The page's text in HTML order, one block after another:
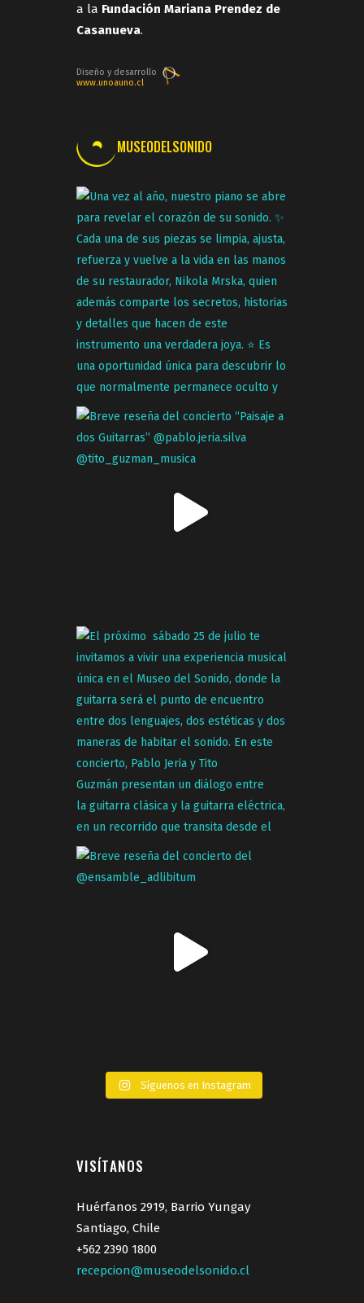
a la Fundación Mariana Prendez de
Casanueva.
Diseño y desarrollo
www.unoauno.cl
MUSEODELSONIDO
Síguenos en Instagram
VISÍTANOS
Huérfanos 2919, Barrio Yungay
Santiago, Chile
+562 2390 1800
recepcion@museodelsonido.cl